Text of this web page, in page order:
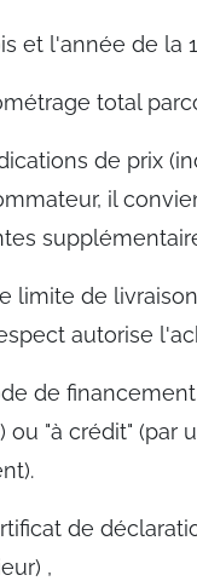
et l'année de la
total
de prix
il
limite de
autorise
de
ou "à crédit" (par
de
,